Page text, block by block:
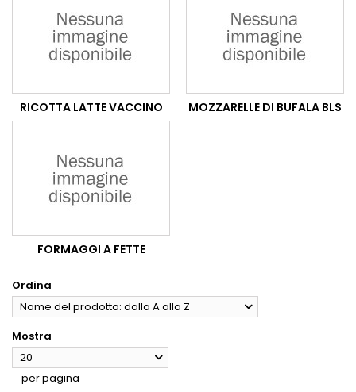
RICOTTA LATTE VACCINO MOZZARELLE DI BUFALA BLS
FORMAGGI A FETTE
Ordina
Nome del prodotto: dalla A alla Z
Mostra
20
per pagina